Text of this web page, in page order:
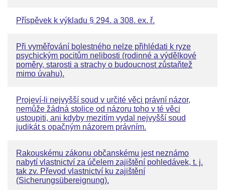
Příspěvek k výkladu § 294. a 308. ex. ř.
Při vyměřování bolestného nelze přihlédati k ryze
psychickým pocitům nelibosti (rodinné a výdělkové
poměry, starosti a strachy o budoucnost zůstaňtež
mimo úvahu).
Projeví-li nejvyšší soud v určité věci právní názor,
nemůže žádná stolice od názoru toho v té věci
ustoupiti, ani kdyby mezitím vydal nejvyšší soud
judikát s opačným názorem právním.
Rakouskému zákonu občanskému jest neznámo
nabytí vlastnictví za účelem zajištění pohledávek, t. j.
tak zv. Převod vlastnictví ku zajištění
(Sicherungsübereignung).